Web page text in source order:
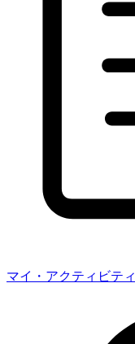
マイ・アクティビティ